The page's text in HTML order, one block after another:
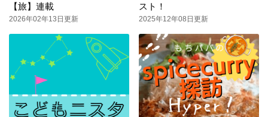
【旅】連載
2026年02年13日更新
スト！
2025年12年08日更新